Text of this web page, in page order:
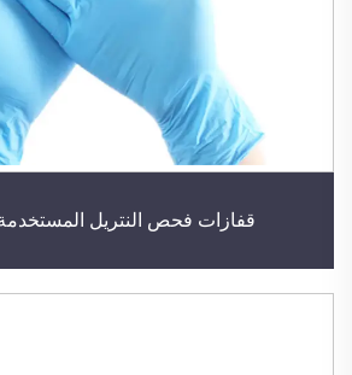
قفازات فحص النتريل